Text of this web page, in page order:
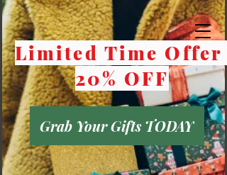
Limited Time Offer
20% OFF
Grab Your Gifts TODAY